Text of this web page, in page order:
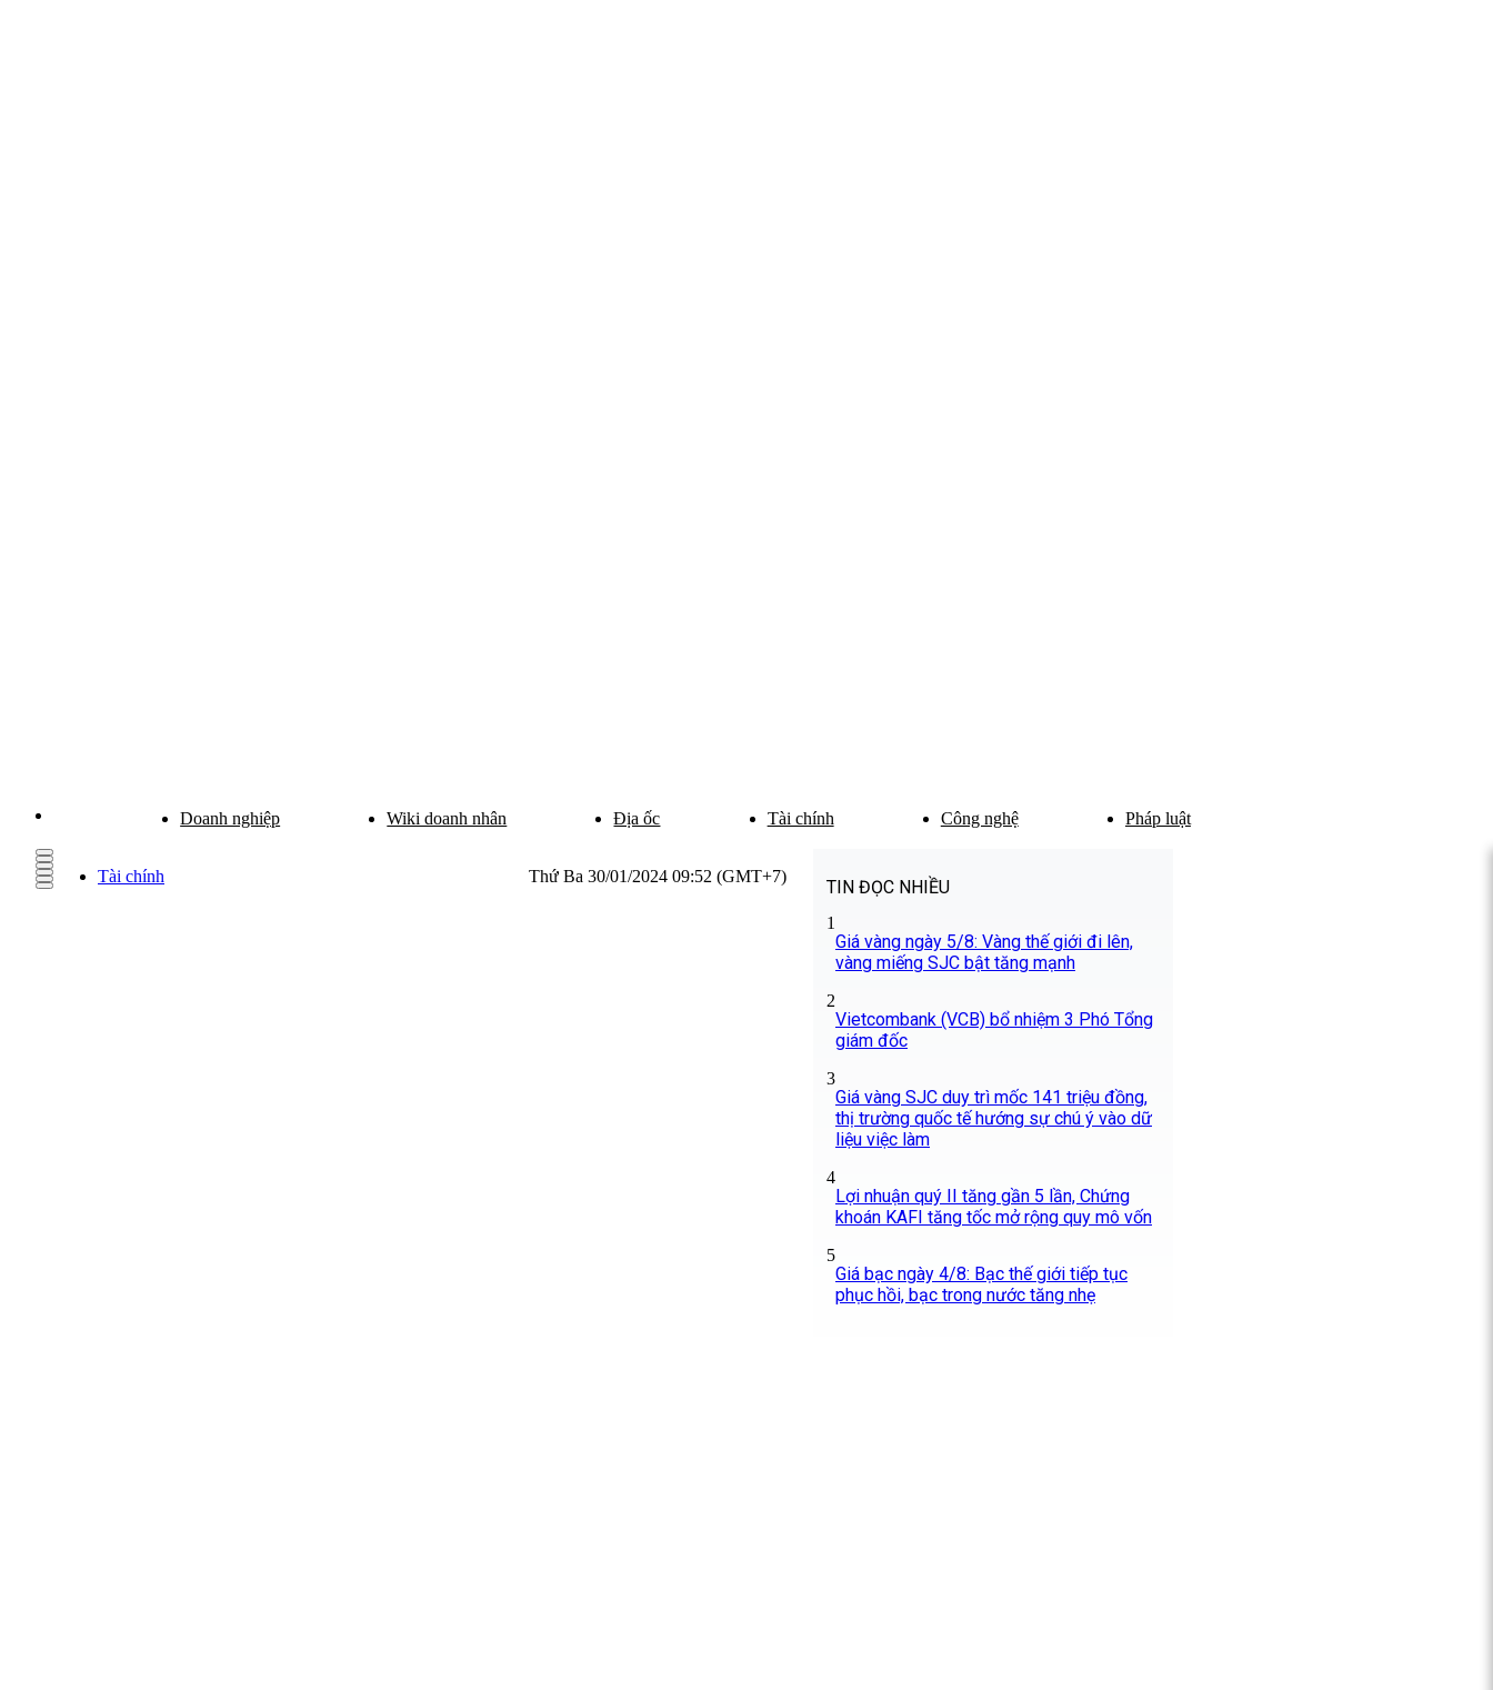
Doanh nghiệp Wiki doanh nhân Địa ốc Tài chính Công nghệ Pháp luật
Tài chính Thứ Ba 30/01/2024 09:52 (GMT+7)
TIN ĐỌC NHIỀU
1
Giá vàng ngày 5/8: Vàng thế giới đi lên,
vàng miếng SJC bật tăng mạnh
2
Vietcombank (VCB) bổ nhiệm 3 Phó Tổng
giám đốc
3
Giá vàng SJC duy trì mốc 141 triệu đồng,
thị trường quốc tế hướng sự chú ý vào dữ
liệu việc làm
4
Lợi nhuận quý II tăng gần 5 lần, Chứng
khoán KAFI tăng tốc mở rộng quy mô vốn
5
Giá bạc ngày 4/8: Bạc thế giới tiếp tục
phục hồi, bạc trong nước tăng nhẹ